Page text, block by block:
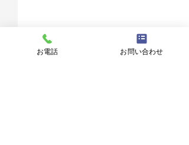
お電話 お問い合わせ